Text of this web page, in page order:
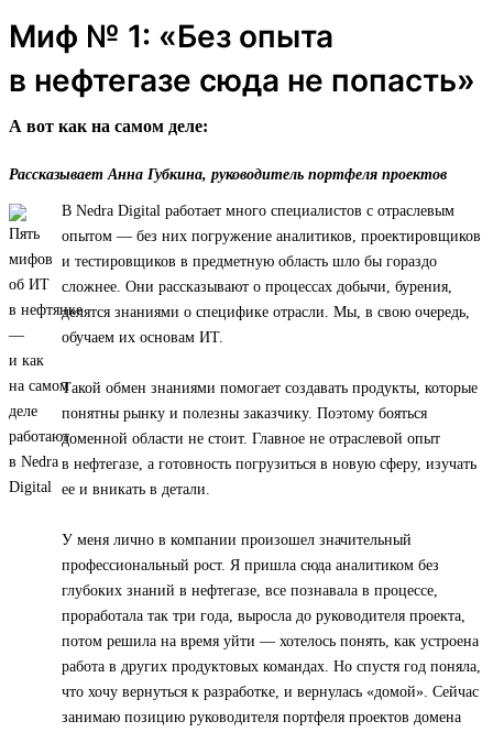
Миф № 1: «Без опыта
в нефтегазе сюда не попасть»
А вот как на самом деле:
Рассказывает Анна Губкина, руководитель портфеля проектов
В Nedra Digital работает много специалистов с отраслевым
опытом — без них погружение аналитиков, проектировщиков
и тестировщиков в предметную область шло бы гораздо
сложнее. Они рассказывают о процессах добычи, бурения,
делятся знаниями о специфике отрасли. Мы, в свою очередь,
обучаем их основам ИТ.
Такой обмен знаниями помогает создавать продукты, которые
понятны рынку и полезны заказчику. Поэтому бояться
доменной области не стоит. Главное не отраслевой опыт
в нефтегазе, а готовность погрузиться в новую сферу, изучать
ее и вникать в детали.
У меня лично в компании произошел значительный
профессиональный рост. Я пришла сюда аналитиком без
глубоких знаний в нефтегазе, все познавала в процессе,
проработала так три года, выросла до руководителя проекта,
потом решила на время уйти — хотелось понять, как устроена
работа в других продуктовых командах. Но спустя год поняла,
что хочу вернуться к разработке, и вернулась «домой». Сейчас
занимаю позицию руководителя портфеля проектов домена